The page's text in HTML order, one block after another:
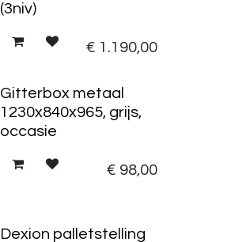
(3niv)
€ 1.190,00
Gitterbox metaal
1230x840x965, grijs,
occasie
€ 98,00
Dexion palletstelling